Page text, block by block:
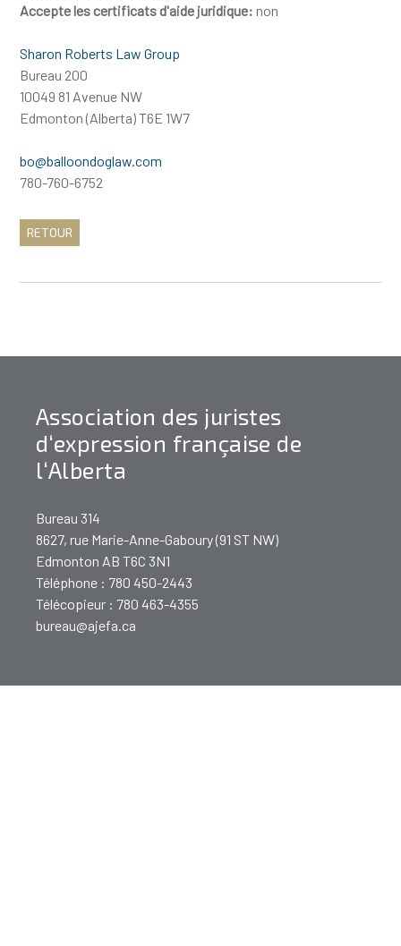
Accepte les certificats d'aide juridique: non
Sharon Roberts Law Group
Bureau 200
10049 81 Avenue NW
Edmonton (Alberta) T6E 1W7
bo@balloondoglaw.com
780-760-6752
RETOUR
Association des juristes
d‘expression française de
l‘Alberta
Bureau 314
8627, rue Marie-Anne-Gaboury (91 ST NW)
Edmonton AB T6C 3N1
Téléphone : 780 450-2443
Télécopieur : 780 463-4355
bureau@ajefa.ca